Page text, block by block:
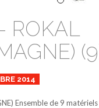
ROKAL
2014
Ensemble de 9